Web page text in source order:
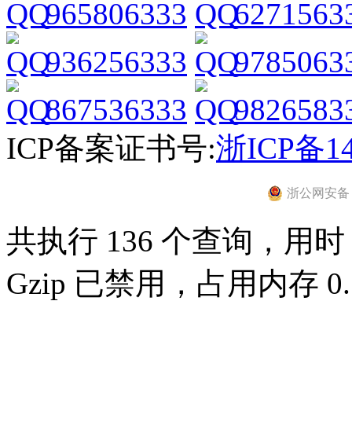
965806333
936256333
867536333
ICP备案证书号:浙ICP备
浙公网安备
共执行 136 个查询，用
Gzip 已禁用，占用内存